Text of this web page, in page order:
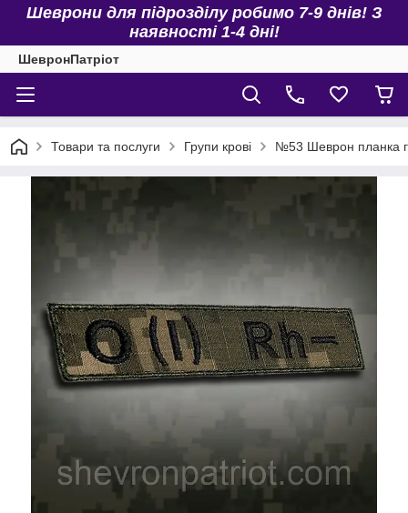
Шеврони для підрозділу робимо 7-9 днів! З
наявності 1-4 дні!
ШевронПатріот
Товари та послуги Групи крові №53 Шеврон планка